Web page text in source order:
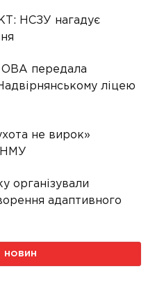
НСЗУ нагадує
ОВА передала
ліцею
не вирок»
організували
адаптивного
новин